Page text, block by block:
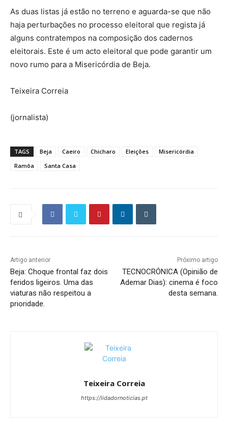
As duas listas já estão no terreno e aguarda-se que não
haja perturbações no processo eleitoral que regista já
alguns contratempos na composição dos cadernos
eleitorais. Este é um acto eleitoral que pode garantir um
novo rumo para a Misericórdia de Beja.
Teixeira Correia
(jornalista)
TAGS Beja Caeiro Chicharo Eleições
Misericórdia
Ramôa
Santa Casa
Artigo anterior
Beja: Choque frontal faz dois
feridos ligeiros. Uma das
viaturas não respeitou a
prioridade.
Próximo artigo
TECNOCRÓNICA (Opinião de
Ademar Dias): cinema é foco
desta semana.
Teixeira Correia
https://lidadornoticias.pt